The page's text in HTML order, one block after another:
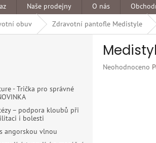
Naše prodejny O nás
obuv Zdravotní pantofle Medistyle
- Trička pro správné
– podpora kloubů při
i bolesti
angorskou vlnou
Průměrné
Neohodnoceno